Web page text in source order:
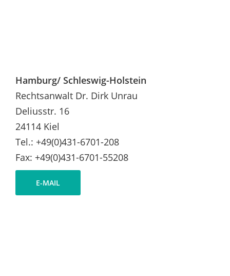
Hamburg/ Schleswig-Holstein
Rechtsanwalt Dr. Dirk Unrau
Deliusstr. 16
24114 Kiel
Tel.: +49(0)431-6701-208
Fax: +49(0)431-6701-55208
E-MAIL